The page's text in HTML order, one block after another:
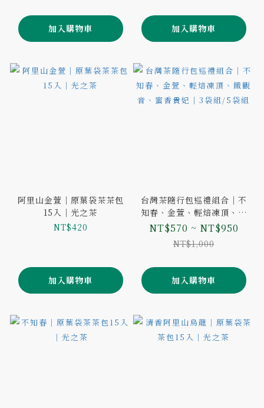
加入購物車 加入購物車
阿里山金萱｜原葉袋茶茶包
15入｜光之茶
NT$420
加入購物車
台灣茶隨行包巡禮組合｜不
知春、金萱、輕焙凍頂、鐵
觀音、蜜香貴妃｜3袋組/5袋
NT$570 ~ NT$950
NT$1,000
加入購物車